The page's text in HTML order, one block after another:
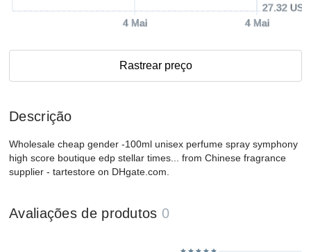
4 Mai 4 Mai
27.32 USD
Rastrear preço
Descrição
Wholesale cheap gender -100ml unisex perfume spray symphony
high score boutique edp stellar times... from Chinese fragrance
supplier - tartestore on DHgate.com.
Avaliações de produtos 0